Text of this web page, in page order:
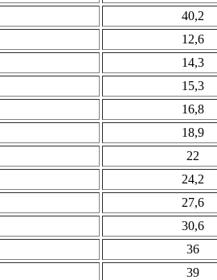
40,2
12,6
14,3
15,3
16,8
18,9
22
24,2
27,6
30,6
36
39